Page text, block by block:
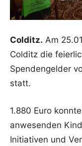
Colditz. Am
Colditz die
Spendengelder
statt.
1.880 Euro
anwesenden
Initiativen und